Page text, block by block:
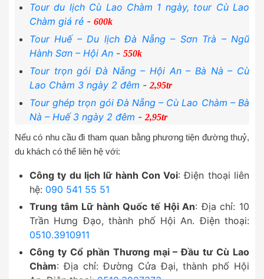
Tour du lịch Cù Lao Chàm 1 ngày, tour Cù Lao
Chàm giá rẻ - 600k
Tour Huế – Du lịch Đà Nẵng – Sơn Trà – Ngũ
Hành Sơn – Hội An - 550k
Tour trọn gói Đà Nẵng – Hội An – Bà Nà – Cù
Lao Chàm 3 ngày 2 đêm - 2,95tr
Tour ghép trọn gói Đà Nẵng – Cù Lao Chàm – Bà
Nà – Huế 3 ngày 2 đêm - 2,95tr
Nếu có nhu cầu đi tham quan bằng phương tiện đường thuỷ,
du khách có thể liên hệ với:
Công ty du lịch lữ hành Con Voi: Điện thoại liên
hệ: 090 541 55 51
Trung tâm Lữ hành Quốc tế Hội An: Địa chỉ: 10
Trần Hưng Đạo, thành phố Hội An. Điện thoại:
0510.3910911
Công ty Cổ phần Thương mại – Đầu tư Cù Lao
Chàm: Địa chỉ: Đường Cửa Đại, thành phố Hội